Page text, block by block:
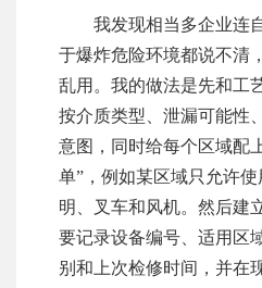
我发现相当多企业连
于爆炸危险环境都说不清
乱用。我的做法是先和工
按介质类型、泄漏可能性
意图，同时给每个区域配
单”，例如某区域只允许
明、叉车和风机。然后建
要记录设备编号、适用区
别和上次检修时间，并在